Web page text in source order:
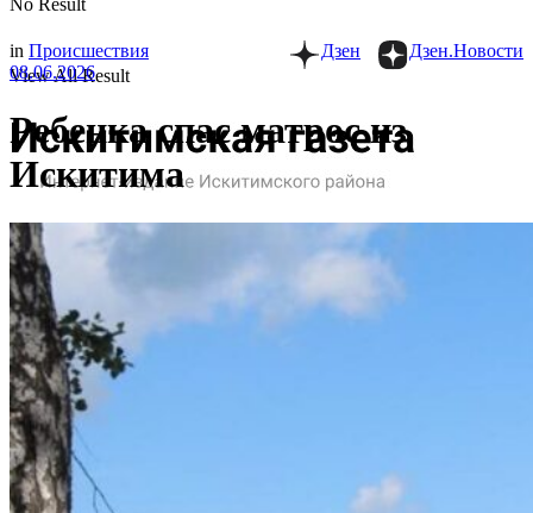
No Result
View All Result
Дзен.Новости
Дзен
in Происшествия
08.06.2026
Ребенка спас матрос из
Искитима